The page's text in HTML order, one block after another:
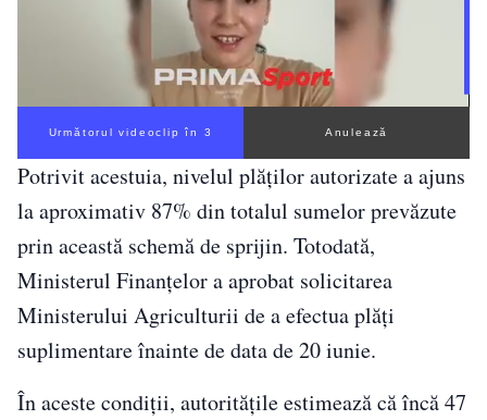
Următorul videoclip în 2 Anulează
Potrivit acestuia, nivelul plăților autorizate a ajuns
la aproximativ 87% din totalul sumelor prevăzute
prin această schemă de sprijin. Totodată,
Ministerul Finanțelor a aprobat solicitarea
Ministerului Agriculturii de a efectua plăți
suplimentare înainte de data de 20 iunie.
În aceste condiții, autoritățile estimează că încă 47